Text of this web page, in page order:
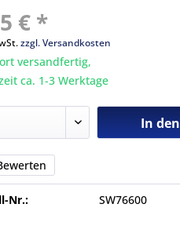
€ *
zzgl. Versandkosten
versandfertig,
ca. 1-3 Werktage
In den
Nr.: SW76600